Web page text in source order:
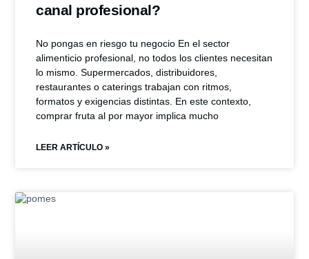
canal profesional?
No pongas en riesgo tu negocio En el sector
alimenticio profesional, no todos los clientes necesitan
lo mismo. Supermercados, distribuidores,
restaurantes o caterings trabajan con ritmos,
formatos y exigencias distintas. En este contexto,
comprar fruta al por mayor implica mucho
LEER ARTÍCULO »